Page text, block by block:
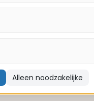
Alleen noodzakelijke